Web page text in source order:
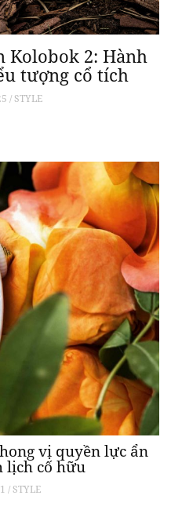
Kolobok 2: Hành
tượng cổ tích
/ STYLE
vị quyền lực ẩn
lịch cố hữu
/ STYLE